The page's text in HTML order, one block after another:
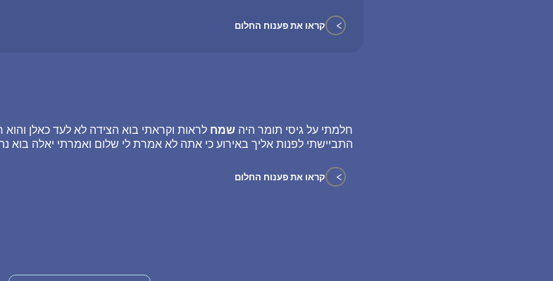
> קראו את פענוח החלום
חלמתי על גיסי תומר היה שמח לראות וקראתי בוא הצידה לא לעד כאלן והוא
התביישתי לפנות אליך באירוע כי אתה לא אמרת לי שלום ואמרתי יאלה בוא
> קראו את פענוח החלום